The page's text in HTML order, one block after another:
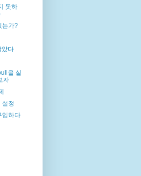
못하
는가?
았다
을 실
자
설정
입하다